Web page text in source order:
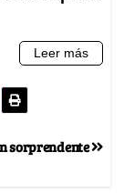
sorprendente